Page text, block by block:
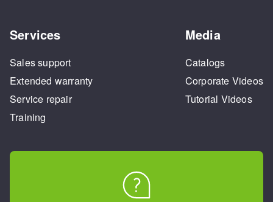
Services
Sales support
Extended warranty
Service repair
Training
Media
Catalogs
Corporate Videos
Tutorial Videos